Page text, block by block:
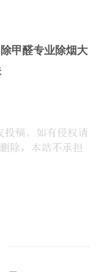
甲醛专业除烟大